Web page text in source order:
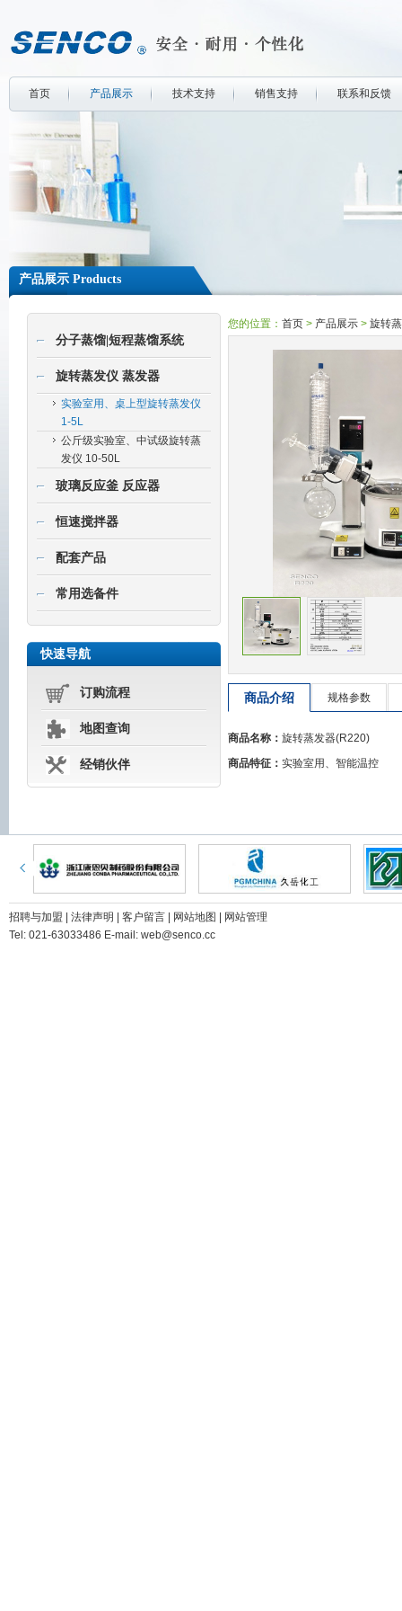
首页 产品展示 技术支持 销售支持 联系和反馈
产品展示 Products
分子蒸馏|短程蒸馏系统
旋转蒸发仪 蒸发器
实验室用、桌上型旋转蒸发仪
1-5L
公斤级实验室、中试级旋转蒸
发仪 10-50L
玻璃反应釜 反应器
恒速搅拌器
配套产品
常用选备件
快速导航
订购流程
地图查询
经销伙伴
您的位置： 首页 > 产品展示 > 旋转
商品介绍 规格参数
商品名称： 旋转蒸发器(R220)
商品特征： 实验室用、智能温控
招聘与加盟 法律声明 客户留言 网站地图
网站管理
Tel: 021-63033486 E-mail: web@senco.cc